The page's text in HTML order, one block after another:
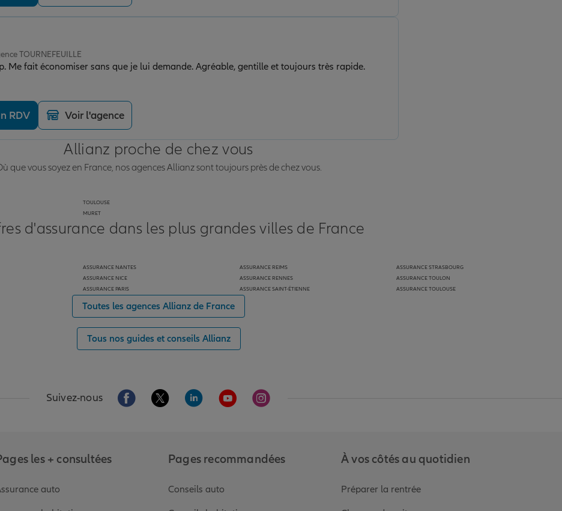
TOURNEFEUILLE
Me fait économiser sans que je lui demande. Agréable, gentille et toujours très rapide.
RDV Voir l'agence
Allianz proche de chez vous
que vous soyez en France, nos agences Allianz sont toujours près de chez vous.
TOULOUSE
MURET
d'assurance dans les plus grandes villes de France
ASSURANCE NANTES
ASSURANCE NICE
ASSURANCE PARIS
ASSURANCE REIMS
ASSURANCE RENNES
ASSURANCE SAINT-ÉTIENNE
ASSURANCE STRASBOURG
ASSURANCE TOULON
ASSURANCE TOULOUSE
Toutes les agences Allianz de France
Tous nos guides et conseils Allianz
Suivez-nous Aller sur la page Facebook de Allianz
Aller sur la page Twitter de Allianz
Aller sur la page Linkedin de Allianz
Aller sur la page Youtube de Allianz
Aller sur la page Instagram de Allianz
les + consultées
auto
Pages recommandées
Conseils auto
À vos côtés au quotidien
Préparer la rentrée